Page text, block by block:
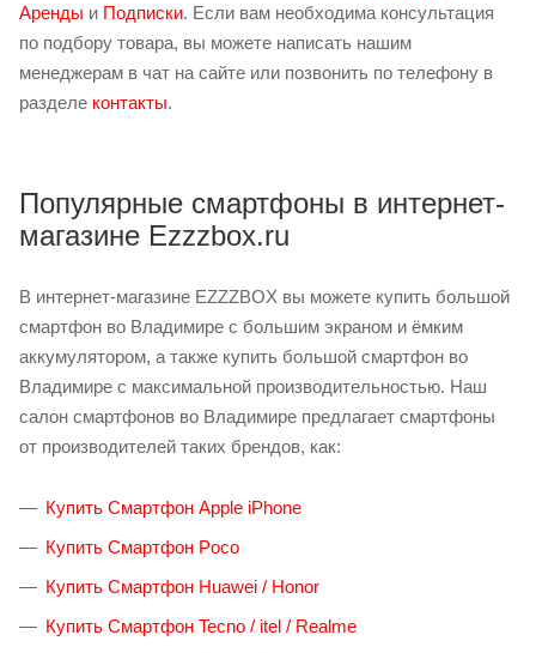
Аренды и Подписки. Если вам необходима консультация
по подбору товара, вы можете написать нашим
менеджерам в чат на сайте или позвонить по телефону в
разделе контакты.
Популярные смартфоны в интернет-
магазине Ezzzbox.ru
В интернет-магазине EZZZBOX вы можете купить большой
смартфон во Владимире с большим экраном и ёмким
аккумулятором, а также купить большой смартфон во
Владимире с максимальной производительностью. Наш
салон смартфонов во Владимире предлагает смартфоны
от производителей таких брендов, как:
Купить Смартфон Apple iPhone
Купить Смартфон Poco
Купить Смартфон Huawei / Honor
Купить Смартфон Tecno / itel / Realme